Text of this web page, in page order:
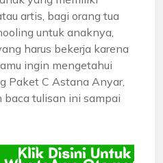
artis, bagi orang tua
untuk anaknya,
harus bekerja karena
ingin mengetahui
Paket C Astana Anyar,
baca tulisan ini sampai